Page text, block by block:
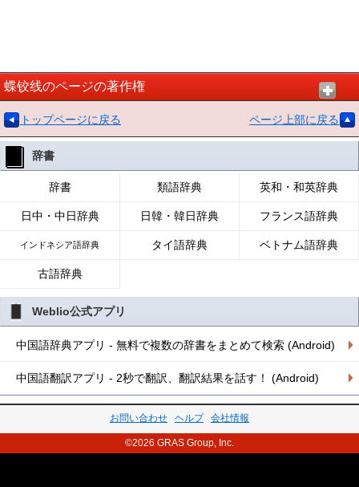
蝶铰线のページの著作権
トップページに戻る ページ上部に戻る
辞書
辞書 類語辞典 英和・和英辞典
日中・中日辞典 日韓・韓日辞典 フランス語辞典
インドネシア語辞典 タイ語辞典 ベトナム語辞典
古語辞典
Weblio公式アプリ
中国語辞典アプリ - 無料で複数の辞書をまとめて検索 (Android)
中国語翻訳アプリ - 2秒で翻訳、翻訳結果を話す！ (Android)
お問い合わせ ヘルプ 会社情報
©2026 GRAS Group, Inc.